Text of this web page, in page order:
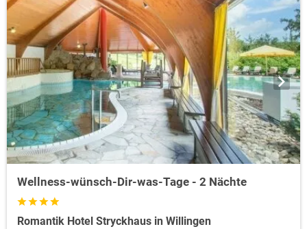
Wellness-wünsch-Dir-was-Tage - 2 Nächte
Romantik Hotel Stryckhaus in Willingen